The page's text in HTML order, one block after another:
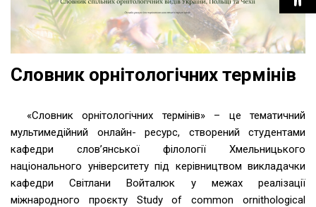
Словник орнітологічних термінів
«Словник орнітологічних термінів» – це тематичний
мультимедійний онлайн- ресурс, створений студентами
кафедри слов’янської філології Хмельницького
національного університету під керівництвом викладачки
кафедри Світлани Войталюк у межах реалізації
міжнародного проєкту Study of common ornithological